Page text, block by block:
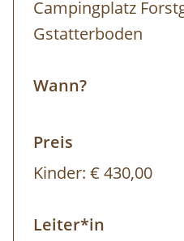
Campingplatz
Gstatterboden
Wann?
Preis
Kinder: € 430,00
Leiter*in